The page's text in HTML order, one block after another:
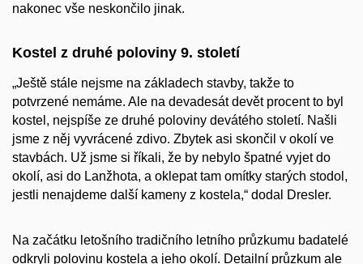
nakonec vše neskončilo jinak.
Kostel z druhé poloviny 9. století
„Ještě stále nejsme na základech stavby, takže to
potvrzené nemáme. Ale na devadesát devět procent to byl
kostel, nejspíše ze druhé poloviny devátého století. Našli
jsme z něj vyvrácené zdivo. Zbytek asi skončil v okolí ve
stavbách. Už jsme si říkali, že by nebylo špatné vyjet do
okolí, asi do Lanžhota, a oklepat tam omítky starých stodol,
jestli nenajdeme další kameny z kostela,“ dodal Dresler.
Na začátku letošního tradičního letního průzkumu badatelé
odkryli polovinu kostela a jeho okolí. Detailní průzkum ale